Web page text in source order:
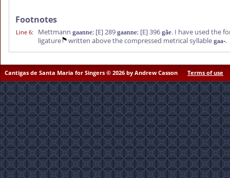
Footnotes
Line 6: Mettmann gaanne; [E]289 gaanne; [E]396 gãe. I have used the
ligature
written above the compressed metrical syllable gaa-.
Cantigas de Santa Maria for Singers © 2026 by Andrew Casson Terms of use